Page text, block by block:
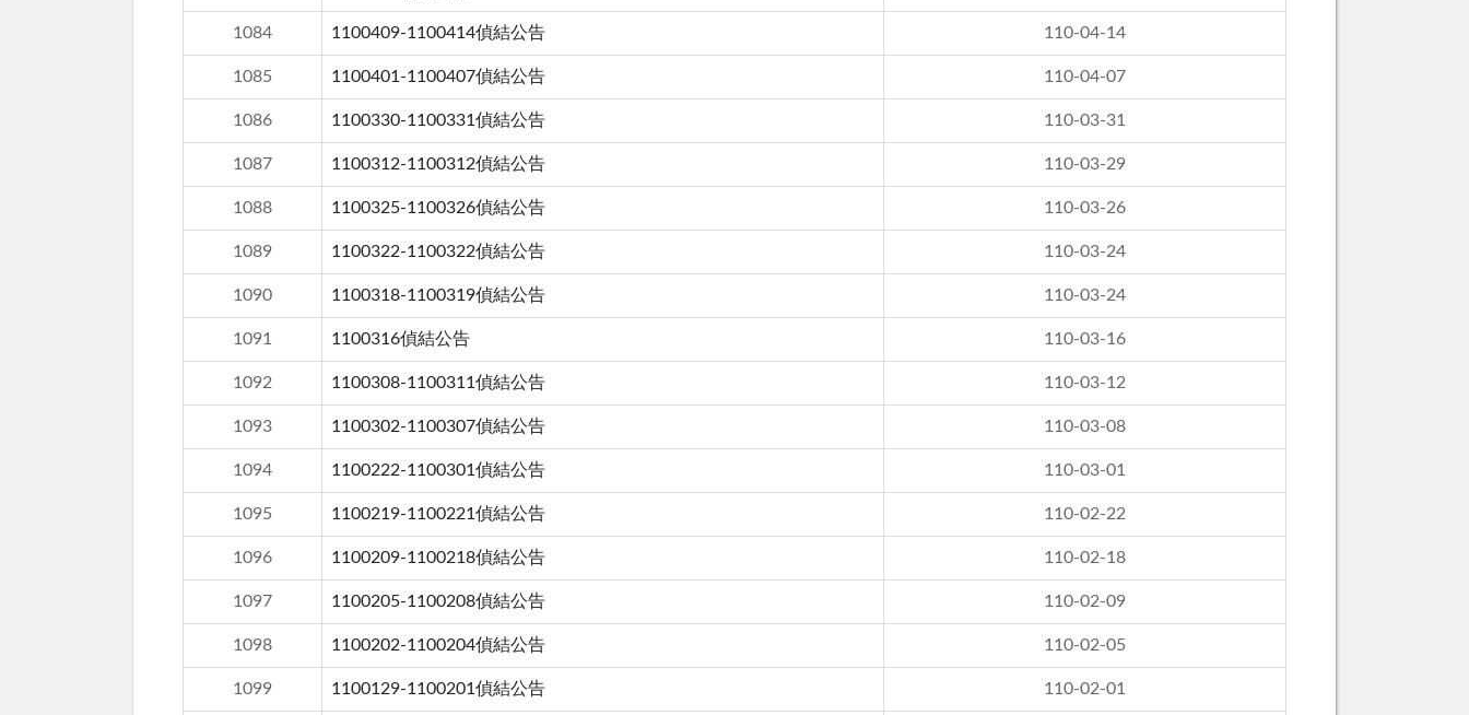
1084 1100409-1100414偵結公告 110-04-14
1085 1100401-1100407偵結公告 110-04-07
1086 1100330-1100331偵結公告 110-03-31
1087 1100312-1100312偵結公告 110-03-29
1088 1100325-1100326偵結公告 110-03-26
1089 1100322-1100322偵結公告 110-03-24
1090 1100318-1100319偵結公告 110-03-24
1091 1100316偵結公告 110-03-16
1092 1100308-1100311偵結公告 110-03-12
1093 1100302-1100307偵結公告 110-03-08
1094 1100222-1100301偵結公告 110-03-01
1095 1100219-1100221偵結公告 110-02-22
1096 1100209-1100218偵結公告 110-02-18
1097 1100205-1100208偵結公告 110-02-09
1098 1100202-1100204偵結公告 110-02-05
1099 1100129-1100201偵結公告 110-02-01